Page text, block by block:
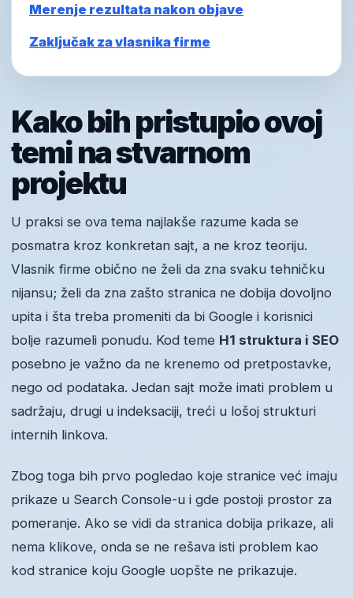
Merenje rezultata nakon objave
Zaključak za vlasnika firme
Kako bih pristupio ovoj
temi na stvarnom
projektu
U praksi se ova tema najlakše razume kada se
posmatra kroz konkretan sajt, a ne kroz teoriju.
Vlasnik firme obično ne želi da zna svaku tehničku
nijansu; želi da zna zašto stranica ne dobija dovoljno
upita i šta treba promeniti da bi Google i korisnici
bolje razumeli ponudu. Kod teme H1 struktura i SEO
posebno je važno da ne krenemo od pretpostavke,
nego od podataka. Jedan sajt može imati problem u
sadržaju, drugi u indeksaciji, treći u lošoj strukturi
internih linkova.
Zbog toga bih prvo pogledao koje stranice već imaju
prikaze u Search Console-u i gde postoji prostor za
pomeranje. Ako se vidi da stranica dobija prikaze, ali
nema klikove, onda se ne rešava isti problem kao
kod stranice koju Google uopšte ne prikazuje.